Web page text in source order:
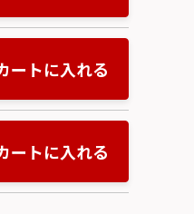
ートに入れる
ートに入れる